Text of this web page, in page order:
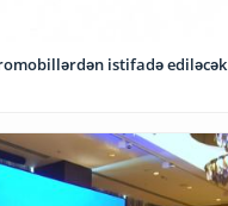
istifadə ediləcək